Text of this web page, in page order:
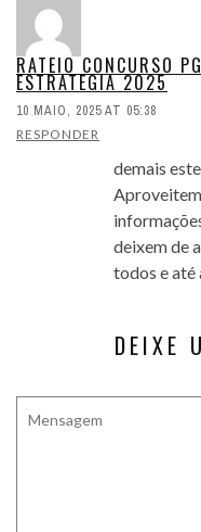
RATEIO CONCURSO
ESTRATEGIA 2025
10 MAIO, 2025 AT 05:38
RESPONDER
demais
deixem de
todos e até
DEIXE